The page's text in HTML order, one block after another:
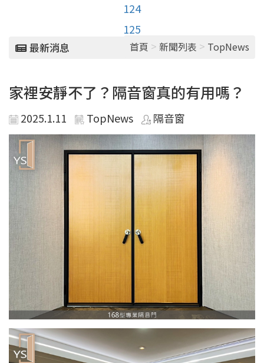
124
125
最新消息 首頁 > 新聞列表 > TopNews
家裡安靜不了？隔音窗真的有用嗎？
2025.1.11 TopNews 隔音窗